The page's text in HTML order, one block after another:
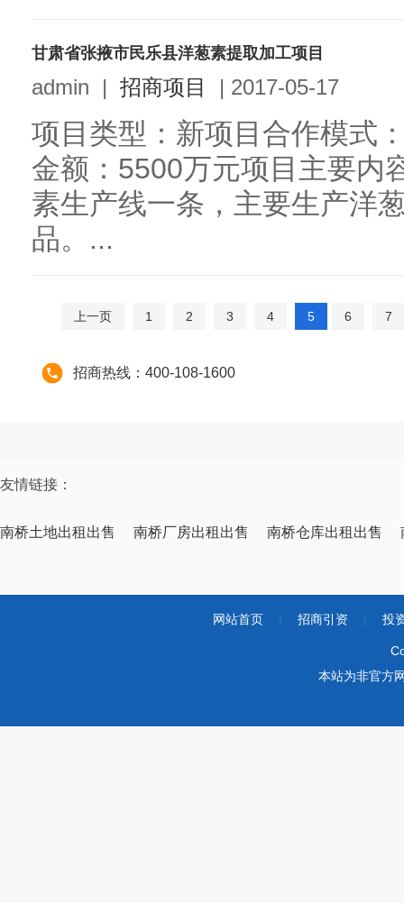
甘肃省张掖市民乐县洋葱素提取加工项目
admin | 招商项目 | 2017-05-17
项目类型：新项目合作模式
金额：5500万元项目主要内
素生产线一条，主要生产洋
品。...
上一页 1 2 3 4 5 6 7
招商热线：400-108-1600
友情链接：
南桥土地出租出售 南桥厂房出租出售 南桥仓库出租出售
网站首页 招商引资 投
本站为非官方